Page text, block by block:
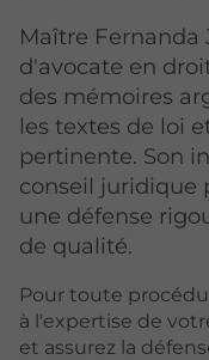
Maître Fernanda
d'avocate en
des mémoires
les textes de loi
pertinente. Son
conseil juridique
une défense
de qualité.
Pour toute
à l'expertise de
et assurez la